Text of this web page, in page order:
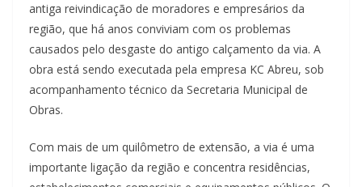
antiga reivindicação de moradores e empresários da
região, que há anos conviviam com os problemas
causados pelo desgaste do antigo calçamento da via. A
obra está sendo executada pela empresa KC Abreu, sob
acompanhamento técnico da Secretaria Municipal de
Obras.
Com mais de um quilômetro de extensão, a via é uma
importante ligação da região e concentra residências,